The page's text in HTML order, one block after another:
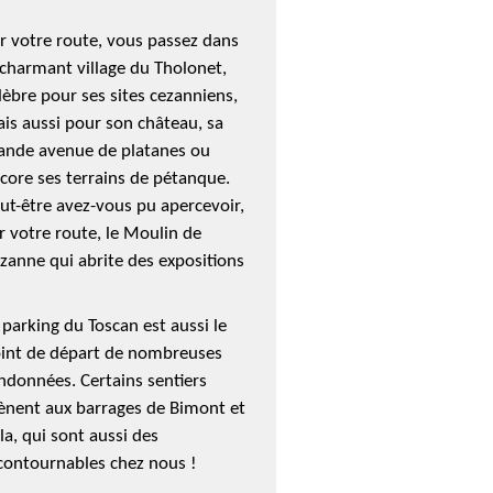
votre route, vous passez dans
village du Tholonet,
pour ses sites cezanniens,
aussi pour son château, sa
avenue de platanes ou
ses terrains de pétanque.
être avez-vous pu apercevoir,
votre route, le Moulin de
qui abrite des expositions
parking du Toscan est aussi le
de départ de nombreuses
Certains sentiers
aux barrages de Bimont et
qui sont aussi des
chez nous !